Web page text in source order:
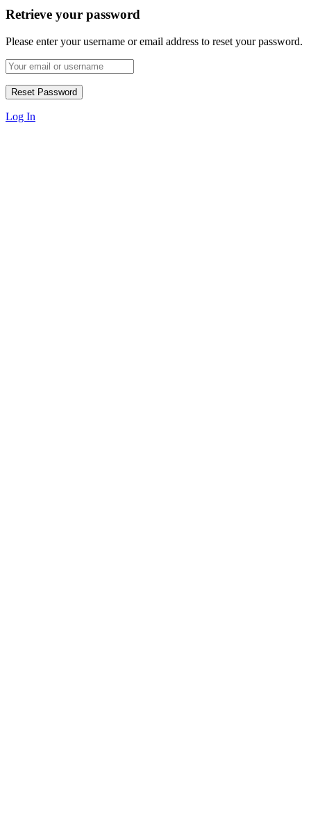
Retrieve your password
Please enter your username or email address to reset your password.
Log In